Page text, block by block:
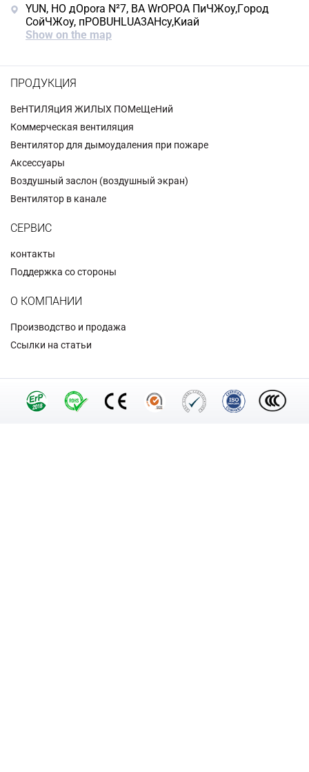
YUN, HO дOpora N²7, BA WrOPOA ΠиЧЖoy,Гopoд
CoйЧЖoy, пPOBUHLUA3AHcy,Kиaй
Show on the map
ПРОДУКЦИЯ
BeHTИЛЯцИЯ ЖИЛЫX ПОMeЩeHий
Коммерческая вентиляция
Вентилятор для дымоудаления при пожаре
Аксессуары
Воздушный заслон (воздушный экран)
Вентилятор в канале
СЕРВИС
контакты
Поддержка со стороны
О КОМПАНИИ
Производство и продажа
Ссылки на статьи